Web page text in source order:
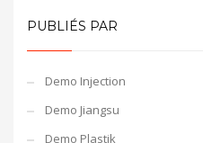
PUBLIÉS PAR
Demo Injection
Demo Jiangsu
Demo Plastik